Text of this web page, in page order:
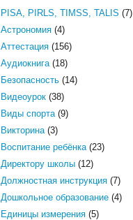
PISA, PIRLS, TIMSS, TALIS (7)
Астрономия(4)
Аттестация(156)
Аудиокнига(18)
Безопасность(14)
Видеоурок(38)
Виды спорта(9)
Викторина(3)
Воспитание ребёнка(23)
Директору школы(12)
Должностная инструкция(7)
Дошкольное образование(4)
Единицы измерения(5)